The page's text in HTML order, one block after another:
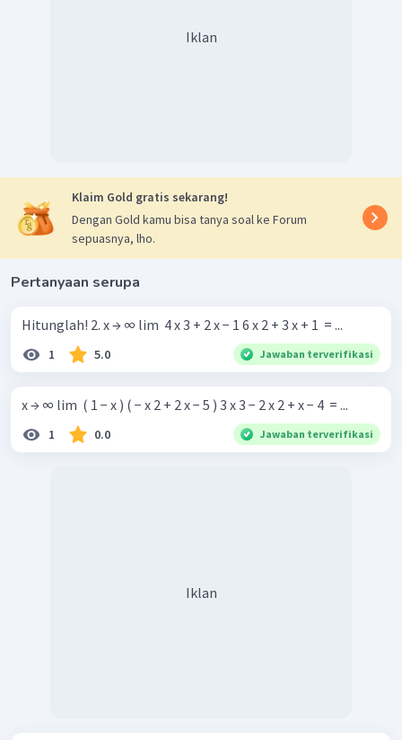
Iklan
Klaim Gold gratis sekarang!
Dengan Gold kamu bisa tanya soal ke Forum
sepuasnya, lho.
Pertanyaan serupa
Hitunglah! 2. x → ∞ lim ​ 4 x 3 + 2 x − 1 6 x 2 + 3 x + 1 ​ = ...
1 5.0 Jawaban terverifikasi
x → ∞ lim ​ ( 1 − x ) ( − x 2 + 2 x − 5 ) 3 x 3 − 2 x 2 + x − 4 ​ = ...
1 0.0 Jawaban terverifikasi
Iklan